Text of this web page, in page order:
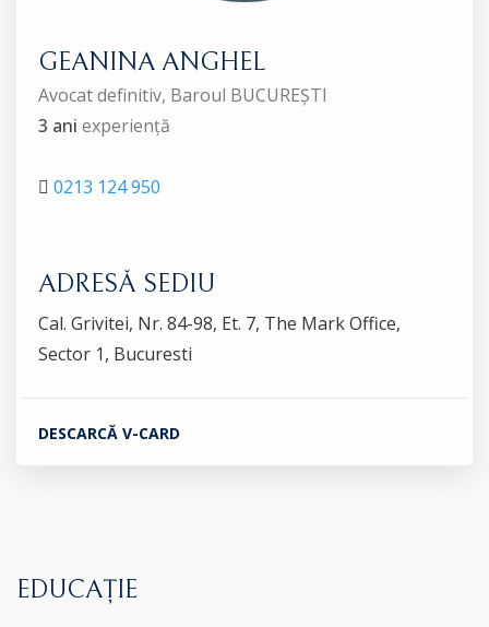
GEANINA ANGHEL
Avocat definitiv, Baroul BUCUREȘTI
3 ani experiență
0213 124 950
ADRESĂ SEDIU
Cal. Grivitei, Nr. 84-98, Et. 7, The Mark Office,
Sector 1, Bucuresti
DESCARCĂ V-CARD
EDUCAȚIE